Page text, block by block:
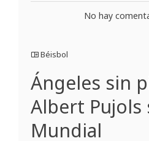
No hay
Béisbol
Ángeles sin
Albert Pujols
Mundial